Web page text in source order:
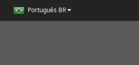
Português BR